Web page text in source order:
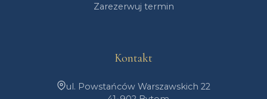
Zarezerwuj termin
Kontakt
ul. Powstańców Warszawskich 22